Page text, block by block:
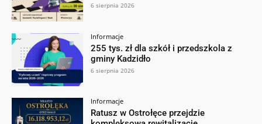
6 sierpnia 2026
Informacje
255 tys. zł dla szkół i przedszkola z
gminy Kadzidło
6 sierpnia 2026
Informacje
Ratusz w Ostrołęce przejdzie